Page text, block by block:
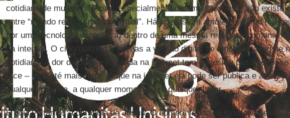
cotidiana de muitas pessoas, especialmente dos mais jovens”. Não existe
entre “mundo real” e “mundo virtual”. Há apenas umambiente digital(ou
por uma tecnologia específica) dentro de uma mesma realidade humana. A
da internet. O ciberbullying é apenas a versão digital de algo que já existe
cotidiana. A dor da ofensa recebida na internet tem o mesmo peso se
face – ou é até mais forte, já que na internet ela pode ser pública e
qualquer pessoa, a qualquer momento, em qualquer lugar.
E aqui voltamos à parábola deJesus. O homem ferido foi ignorado pelo